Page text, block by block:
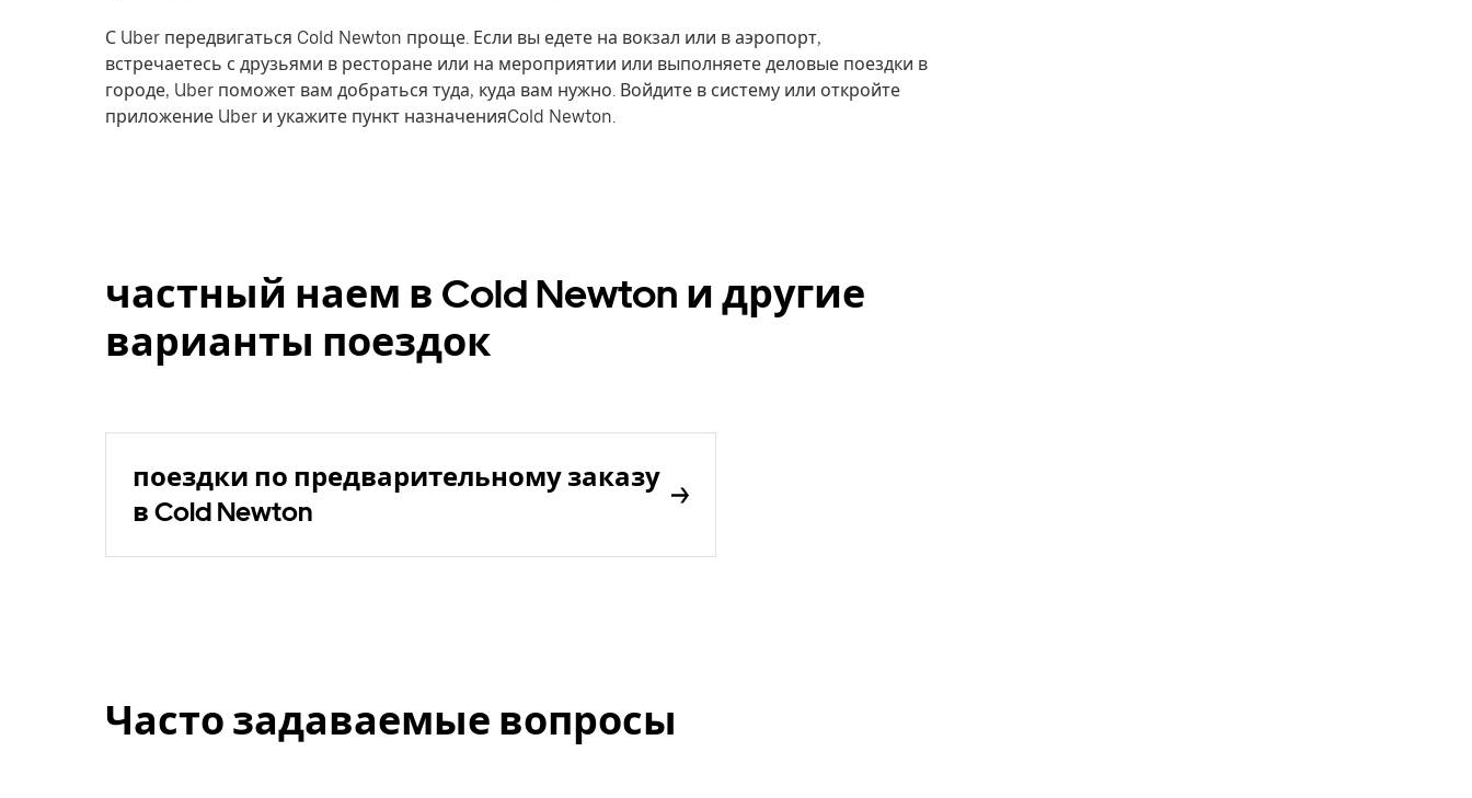
С Uber передвигаться Cold Newton проще. Если вы едете на вокзал или в аэропорт,
встречаетесь с друзьями в ресторане или на мероприятии или выполняете деловые поездки в
городе, Uber поможет вам добраться туда, куда вам нужно. Войдите в систему или откройте
приложение Uber и укажите пункт назначенияCold Newton.
частный наем в Cold Newton и другие
варианты поездок
поездки по предварительному заказу
в Cold Newton
Часто задаваемые вопросы